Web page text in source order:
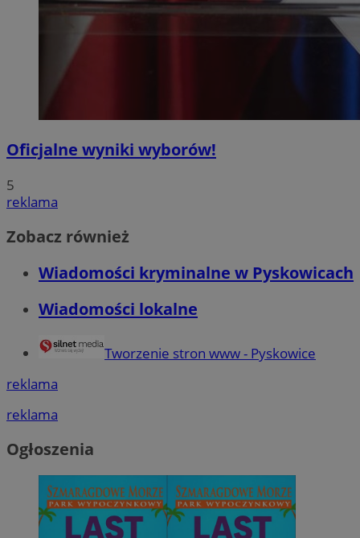
Oficjalne wyniki wyborów!
5
reklama
Zobacz również
Wiadomości kryminalne w Pyskowicach
Wiadomości lokalne
Tworzenie stron www - Pyskowice
reklama
reklama
Ogłoszenia